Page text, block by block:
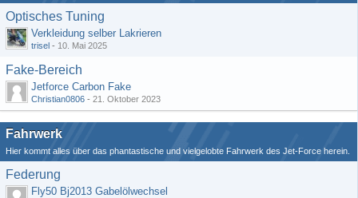
Optisches Tuning
Verkleidung selber Lakrieren
trisel - 10. Mai 2025
Fake-Bereich
Jetforce Carbon Fake
Christian0806 - 21. Oktober 2023
Fahrwerk
Hier kommt alles über das phantastische und vielgelobte Fahrwerk des Jet-Force herein.
Federung
Fly50 Bj2013 Gabelölwechsel